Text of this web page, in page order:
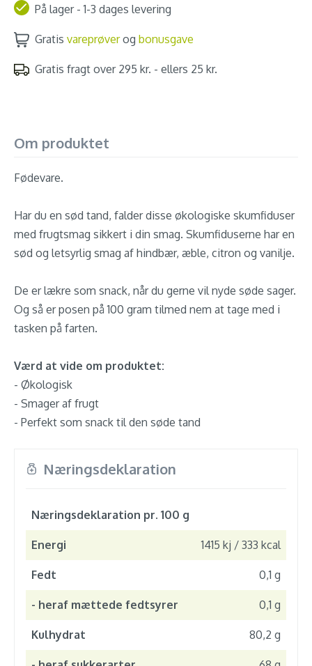
På lager - 1-3 dages levering
Gratis vareprøverog bonusgave
Gratis fragt over 295 kr. - ellers 25 kr.
Om produktet
Fødevare.
Har du en sød tand, falder disse økologiske skumfiduser
med frugtsmag sikkert i din smag. Skumfiduserne har en
sød og letsyrlig smag af hindbær, æble, citron og vanilje.
De er lækre som snack, når du gerne vil nyde søde sager.
Og så er posen på 100 gram tilmed nem at tage med i
tasken på farten.
Værd at vide om produktet:
- Økologisk
- Smager af frugt
- Perfekt som snack til den søde tand
Næringsdeklaration
Næringsdeklaration pr. 100 g
Energi 1415 kj / 333 kcal
Fedt 0,1 g
- heraf mættede fedtsyrer 0,1 g
Kulhydrat 80,2 g